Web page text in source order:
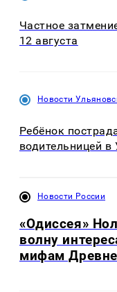
Частное
12 августа
Новости
Ребёнок
водительницей в
Новости России
«Одиссея»
волну
мифам